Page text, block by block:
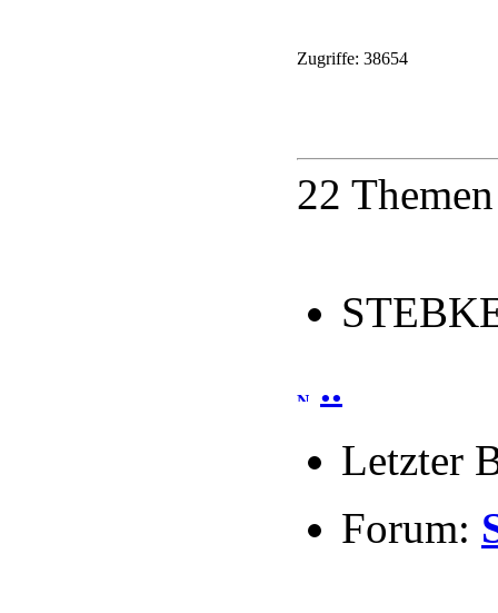
Zugriffe: 38654
22
..
Letzter
Forum: